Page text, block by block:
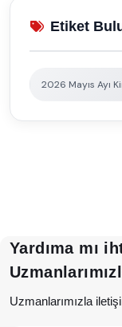
Etiket
2026 Mayıs Ayı
Yardıma mı
Uzmanlarımızla